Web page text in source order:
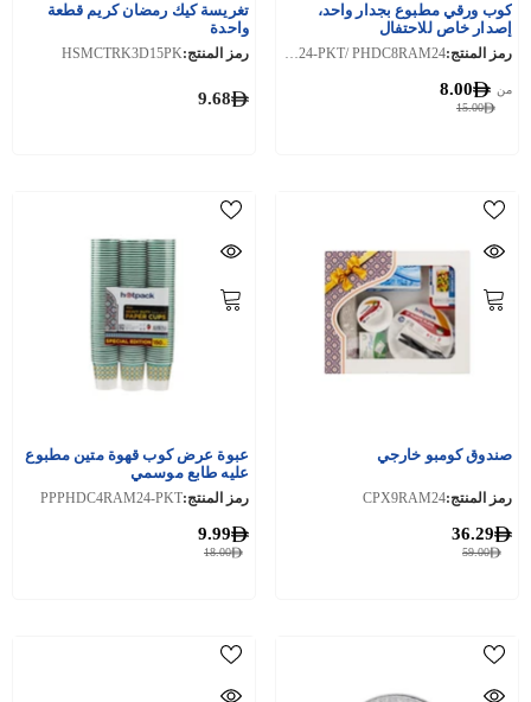
كوب ورقي مطبوع بجدار واحد،
إصدار خاص للاحتفال
رمز المنتج: PPPHDC8RAM24-PKT/ PHDC8RAM24
15.00
من 8.00
تغريسة كيك رمضان كريم قطعة
واحدة
رمز المنتج:HSMCTRK3D15PK
9.68
صندوق كومبو خارجي
رمز المنتج:CPX9RAM24
59.00
36.29
عبوة عرض كوب قهوة متين مطبوع
عليه طابع موسمي
رمز المنتج:PPPHDC4RAM24-PKT
18.00
9.99